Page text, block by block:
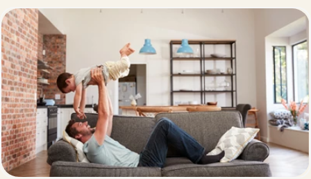
Kapcsolat
Choose languge
Hungary